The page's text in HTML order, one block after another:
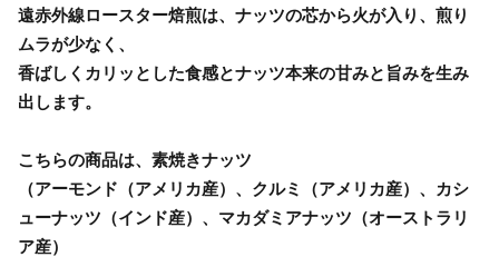
遠赤外線ロースター焙煎は、ナッツの芯から火が入り、煎り
ムラが少なく、
香ばしくカリッとした食感とナッツ本来の甘みと旨みを生み
出します。
こちらの商品は、素焼きナッツ
（アーモンド（アメリカ産）、クルミ（アメリカ産）、カシ
ューナッツ（インド産）、マカダミアナッツ（オーストラリ
ア産）